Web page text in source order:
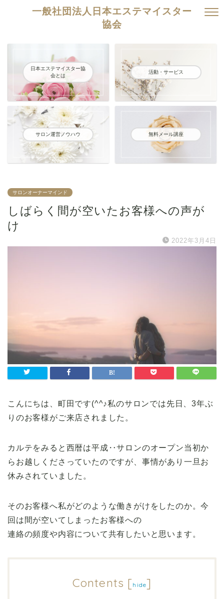
一般社団法人日本エステマイスター
協会
日本エステマイスター協
会とは
活動・サービス
サロン運営ノウハウ 無料メール講座
サロンオーナーマインド
しばらく間が空いたお客様への声が
け
2022年3月4日
こんにちは、町田です(^^♪私のサロンでは先日、3年ぶ
りのお客様がご来店されました。
カルテをみると西暦は平成‥サロンのオープン当初か
らお越しくださっていたのですが、事情があり一旦お
休みされていました。
そのお客様へ私がどのような働きがけをしたのか。今
回は間が空いてしまったお客様への
連絡の頻度や内容について共有したいと思います。
Contents [ hide]